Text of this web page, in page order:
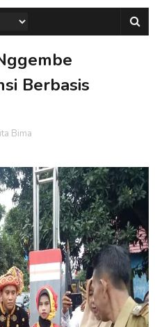
Berbasis
Bima